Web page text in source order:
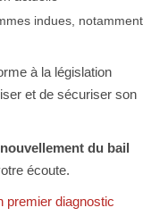
indues, notamment
à la législation
et de sécuriser son
du bail
écoute.
premier diagnostic